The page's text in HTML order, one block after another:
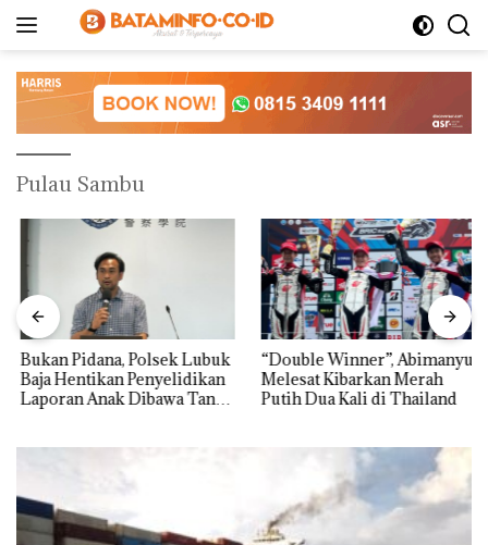
Pulau Sambu
Bukan Pidana, Polsek Lubuk
Baja Hentikan Penyelidikan
Laporan Anak Dibawa Tanpa
“Double Winner”, Abimanyu
Melesat Kibarkan Merah
Putih Dua Kali di Thailand